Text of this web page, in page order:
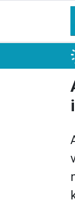
Memur Alımı